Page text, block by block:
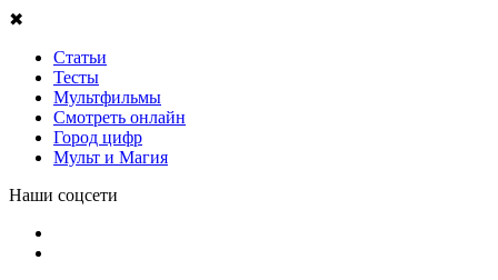
✖
Статьи
Тесты
Мультфильмы
Смотреть онлайн
Город цифр
Мульт и Магия
Наши соцсети